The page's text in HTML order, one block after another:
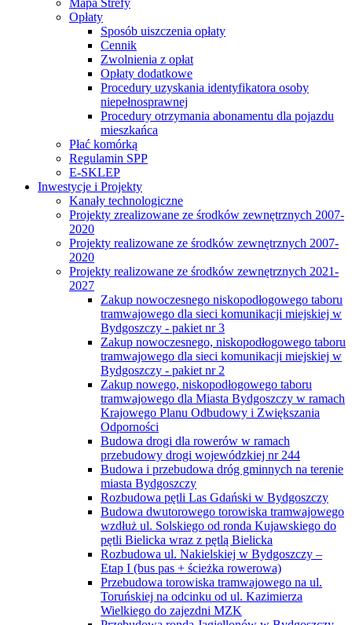
Opłaty
Sposób uiszczenia opłaty
Cennik
Zwolnienia z opłat
Opłaty dodatkowe
Procedury uzyskania identyfikatora osoby
niepełnosprawnej
Procedury otrzymania abonamentu dla pojazdu
mieszkańca
Płać komórką
Regulamin SPP
E-SKLEP
Inwestycje i Projekty
Kanały technologiczne
Projekty zrealizowane ze środków zewnętrznych 2007-
2020
Projekty realizowane ze środków zewnętrznych 2007-
2020
Projekty realizowane ze środków zewnętrznych 2021-
2027
Zakup nowoczesnego niskopodłogowego taboru
tramwajowego dla sieci komunikacji miejskiej w
Bydgoszczy - pakiet nr 3
Zakup nowoczesnego, niskopodłogowego taboru
tramwajowego dla sieci komunikacji miejskiej w
Bydgoszczy - pakiet nr 2
Zakup nowego, niskopodłogowego taboru
tramwajowego dla Miasta Bydgoszczy w ramach
Krajowego Planu Odbudowy i Zwiększania
Odporności
Budowa drogi dla rowerów w ramach
przebudowy drogi wojewódzkiej nr 244
Budowa i przebudowa dróg gminnych na terenie
miasta Bydgoszczy
Rozbudowa pętli Las Gdański w Bydgoszczy
Budowa dwutorowego torowiska tramwajowego
wzdłuż ul. Solskiego od ronda Kujawskiego do
pętli Bielicka wraz z pętlą Bielicka
Rozbudowa ul. Nakielskiej w Bydgoszczy –
Etap I (bus pas + ścieżka rowerowa)
Przebudowa torowiska tramwajowego na ul.
Toruńskiej na odcinku od ul. Kazimierza
Wielkiego do zajezdni MZK